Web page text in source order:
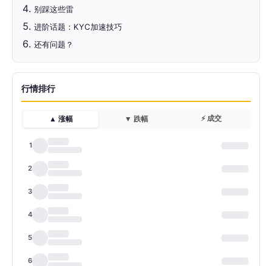
别踩这些雷
进阶话题：KYC加速技巧
还有问题？
行情排行
▲ 涨幅 ▼ 跌幅 ⚡ 成交
1
2
3
4
5
6